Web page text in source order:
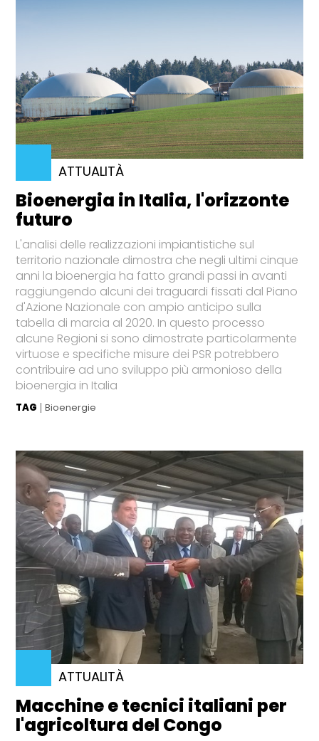
ATTUALITÀ
Bioenergia in Italia, l'orizzonte
futuro
L'analisi delle realizzazioni impiantistiche sul
territorio nazionale dimostra che negli ultimi cinque
anni la bioenergia ha fatto grandi passi in avanti
raggiungendo alcuni dei traguardi fissati dal Piano
d'Azione Nazionale con ampio anticipo sulla
tabella di marcia al 2020. In questo processo
alcune Regioni si sono dimostrate particolarmente
virtuose e specifiche misure dei PSR potrebbero
contribuire ad uno sviluppo più armonioso della
bioenergia in Italia
TAG Bioenergie
ATTUALITÀ
Macchine e tecnici italiani per
l'agricoltura del Congo